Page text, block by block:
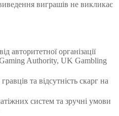
виграшів не викликає
авторитетної організації
Authority, UK Gambling
та відсутність скарг на
систем та зручні умови